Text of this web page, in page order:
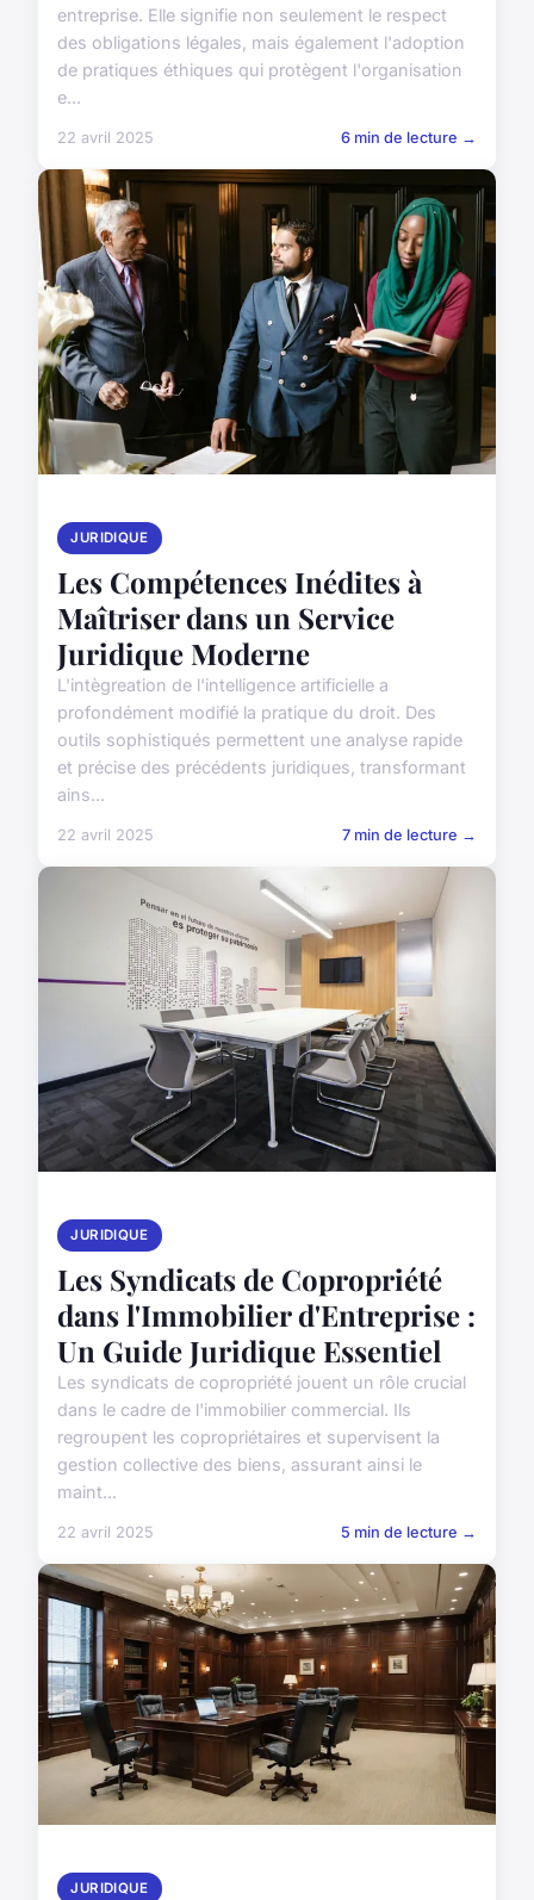
entreprise. Elle signifie non seulement le respect
des obligations légales, mais également l'adoption
de pratiques éthiques qui protègent l'organisation
e...
22 avril 2025 6 min de lecture →
JURIDIQUE
Les Compétences Inédites à
Maîtriser dans un Service
Juridique Moderne
L'intègreation de l'intelligence artificielle a
profondément modifié la pratique du droit. Des
outils sophistiqués permettent une analyse rapide
et précise des précédents juridiques, transformant
ains...
22 avril 2025 7 min de lecture →
JURIDIQUE
Les Syndicats de Copropriété
dans l'Immobilier d'Entreprise :
Un Guide Juridique Essentiel
Les syndicats de copropriété jouent un rôle crucial
dans le cadre de l'immobilier commercial. Ils
regroupent les copropriétaires et supervisent la
gestion collective des biens, assurant ainsi le
maint...
22 avril 2025 5 min de lecture →
JURIDIQUE